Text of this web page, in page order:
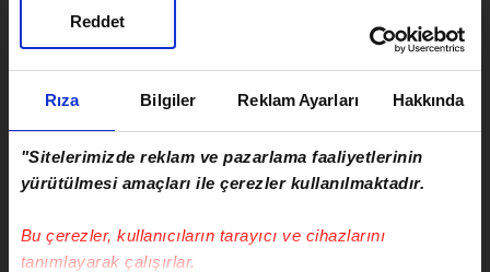
Rıza Bilgiler Reklam Ayarları Hakkında
"Sitelerimizde reklam ve pazarlama faaliyetlerinin
yürütülmesi amaçları ile çerezler kullanılmaktadır.
Bu çerezler, kullanıcıların tarayıcı ve cihazlarını
tanımlayarak çalışırlar.
Reddet
İstifa eden CHP'li milletvekili
Nimet Özdemir AK Parti'ye katıldı
Takvim.com.tr Güncel